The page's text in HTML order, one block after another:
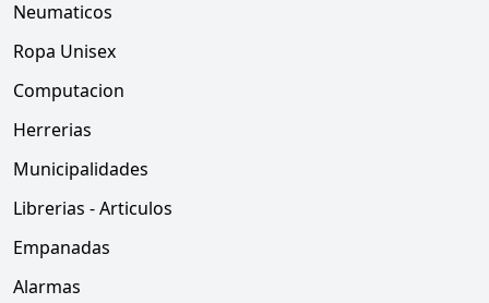
Neumaticos
Ropa Unisex
Computacion
Herrerias
Municipalidades
Librerias - Articulos
Empanadas
Alarmas